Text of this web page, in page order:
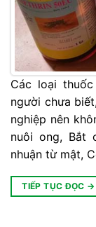
Các loại
người chưa
nghiệp nên
nuôi ong,
nhuận từ mật,
TIẾP TỤC ĐỌC →